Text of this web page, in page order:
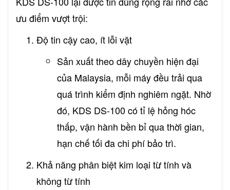
ưu điểm vượt trội:
Độ tin cậy cao, ít lỗi vặt
Sản xuất theo dây chuyền hiện đại
của Malaysia, mỗi máy đều trải qua
quá trình kiểm định nghiêm ngặt. Nhờ
đó, KDS DS-100 có tỉ lệ hỏng hóc
thấp, vận hành bền bỉ qua thời gian,
hạn chế tối đa chi phí bảo trì.
Khả năng phân biệt kim loại từ tính và
không từ tính